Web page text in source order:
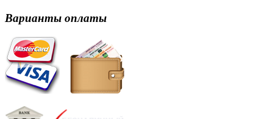
Варианты оплаты